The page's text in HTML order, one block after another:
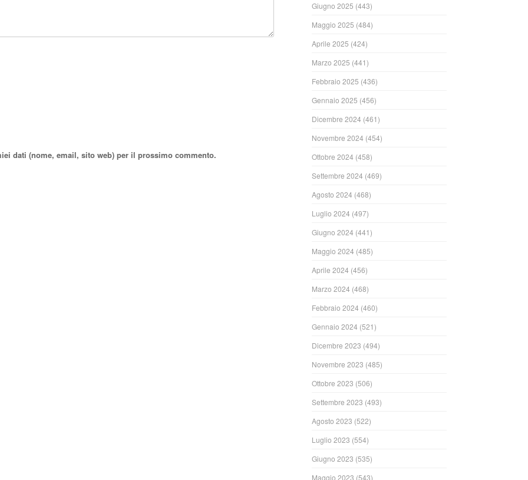
dati (nome, email, sito web) per il prossimo commento.
Giugno 2025 (443)
Maggio 2025 (484)
Aprile 2025 (424)
Marzo 2025 (441)
Febbraio 2025 (436)
Gennaio 2025 (456)
Dicembre 2024 (461)
Novembre 2024 (454)
Ottobre 2024 (458)
Settembre 2024 (469)
Agosto 2024 (468)
Luglio 2024 (497)
Giugno 2024 (441)
Maggio 2024 (485)
Aprile 2024 (456)
Marzo 2024 (468)
Febbraio 2024 (460)
Gennaio 2024 (521)
Dicembre 2023 (494)
Novembre 2023 (485)
Ottobre 2023 (506)
Settembre 2023 (493)
Agosto 2023 (522)
Luglio 2023 (554)
Giugno 2023 (535)
Maggio 2023 (543)